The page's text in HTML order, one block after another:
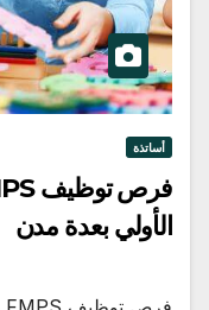
أساتذة
الأولي بعدة مدن